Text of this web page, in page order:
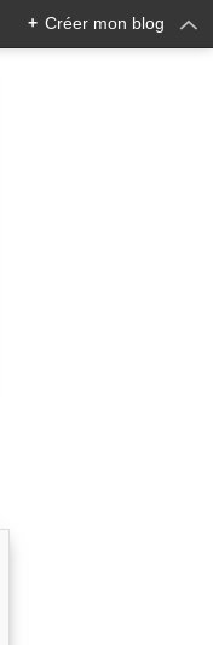
+ Créer mon blog